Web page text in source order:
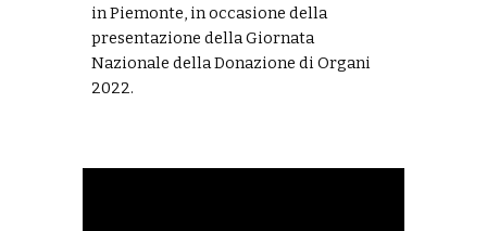
in Piemonte, in occasione della
presentazione della Giornata
Nazionale della Donazione di Organi
2022.